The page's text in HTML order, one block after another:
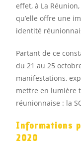
effet, à La
qu’elle offre une
identité
Partant de ce
du 21 au 25
manifestations,
mettre en lumière
réunionnaise : la
Informations
2020